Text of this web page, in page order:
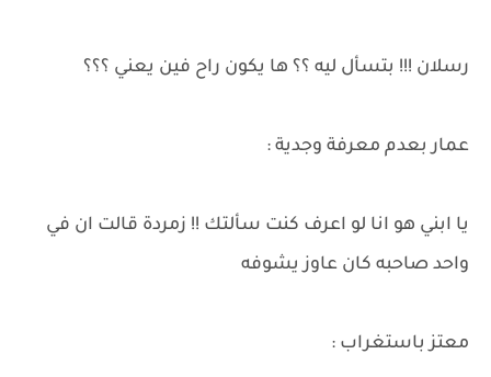
رسلان !!! بتسأل ليه ؟؟ ها يكون راح فين يعني ؟؟؟
عمار بعدم معرفة وجدية :
يا ابني هو انا لو اعرف كنت سألتك !! زمردة قالت ان في
واحد صاحبه كان عاوز يشوفه
معتز باستغراب :